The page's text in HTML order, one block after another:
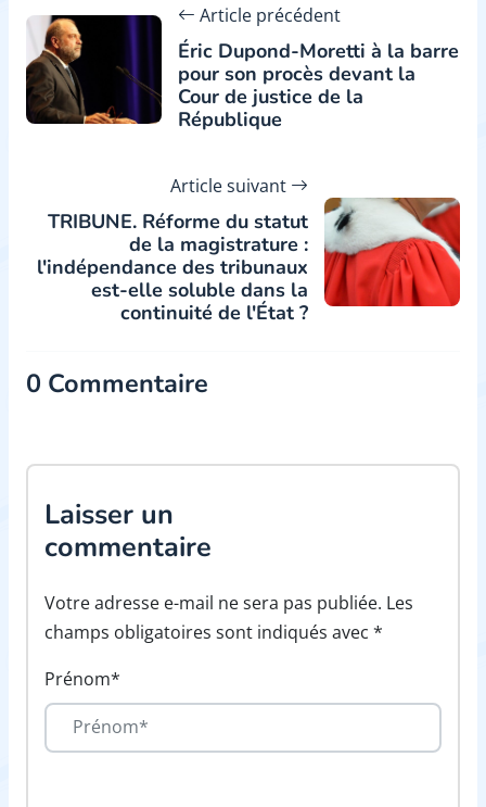
Article précédent
Éric Dupond-Moretti à la barre
pour son procès devant la
Cour de justice de la
République
Article suivant
TRIBUNE. Réforme du statut
de la magistrature :
l'indépendance des tribunaux
est-elle soluble dans la
continuité de l'État ?
0 Commentaire
Laisser un
commentaire
Votre adresse e-mail ne sera pas publiée. Les
champs obligatoires sont indiqués avec *
Prénom*